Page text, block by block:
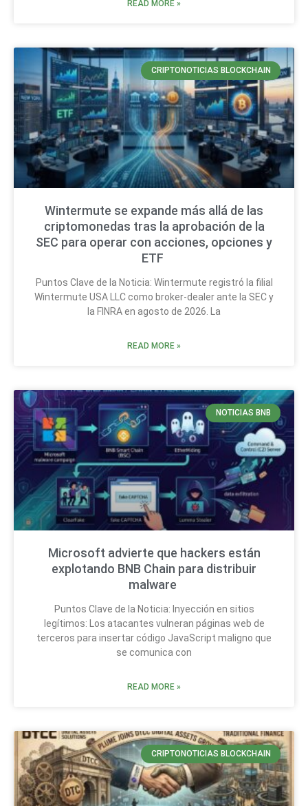
READ MORE »
CRIPTONOTICIAS BLOCKCHAIN
Wintermute se expande más allá de las
criptomonedas tras la aprobación de la
SEC para operar con acciones, opciones y
ETF
Puntos Clave de la Noticia: Wintermute registró la filial
Wintermute USA LLC como broker-dealer ante la SEC y
la FINRA en agosto de 2026. La
READ MORE »
NOTICIAS BNB
Microsoft advierte que hackers están
explotando BNB Chain para distribuir
malware
Puntos Clave de la Noticia: Inyección en sitios
legítimos: Los atacantes vulneran páginas web de
terceros para insertar código JavaScript maligno que
se comunica con
READ MORE »
CRIPTONOTICIAS BLOCKCHAIN